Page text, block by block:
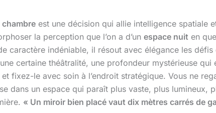
chambre est une décision qui allie intelligence spatiale
la perception que l’on a d’un espace nuit en
caractère indéniable, il résout avec élégance les
certaine théâtralité, une profondeur mystérieuse
fixez-le avec soin à l’endroit stratégique. Vous ne
dans un espace qui paraît plus vaste, plus lumineux,
« Un miroir bien placé vaut dix mètres carrés de